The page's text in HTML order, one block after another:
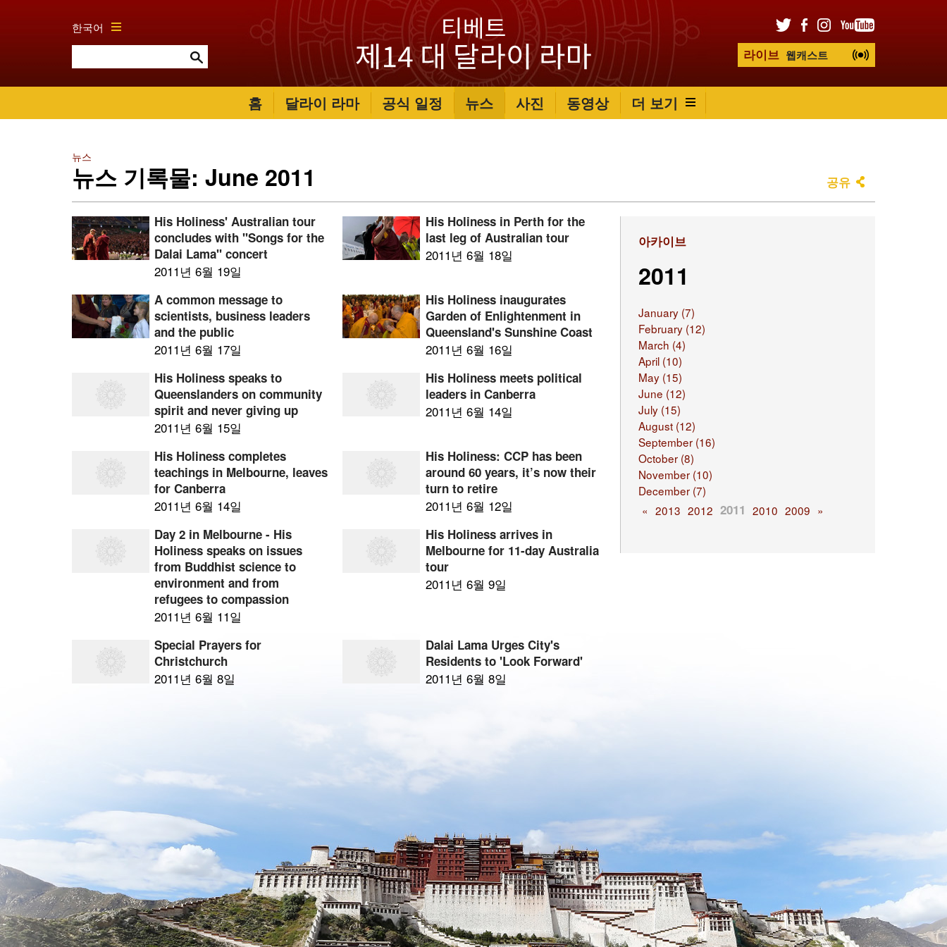
한국어
라이브 웹캐스트
홈 달라이 라마 공식 일정 뉴스 사진 동영상 더 보기
뉴스
뉴스 기록물: June 2011 공유
His Holiness' Australian tour
concludes with "Songs for the
Dalai Lama" concert
2011년 6월 19일
His Holiness in Perth for the
last leg of Australian tour
2011년 6월 18일
A common message to
scientists, business leaders
and the public
2011년 6월 17일
His Holiness inaugurates
Garden of Enlightenment in
Queensland's Sunshine Coast
2011년 6월 16일
His Holiness speaks to
Queenslanders on community
spirit and never giving up
2011년 6월 15일
His Holiness meets political
leaders in Canberra
2011년 6월 14일
His Holiness completes
teachings in Melbourne, leaves
for Canberra
2011년 6월 14일
His Holiness: CCP has been
around 60 years, it’s now their
turn to retire
2011년 6월 12일
Day 2 in Melbourne - His
Holiness speaks on issues
from Buddhist science to
environment and from
refugees to compassion
2011년 6월 11일
His Holiness arrives in
Melbourne for 11-day Australia
tour
2011년 6월 9일
Special Prayers for
Christchurch
2011년 6월 8일
Dalai Lama Urges City's
Residents to 'Look Forward'
2011년 6월 8일
아카이브
2011
January (7)
February (12)
March (4)
April (10)
May (15)
June (12)
July (15)
August (12)
September (16)
October (8)
November (10)
December (7)
« 2013 2012 2011 2010 2009 »